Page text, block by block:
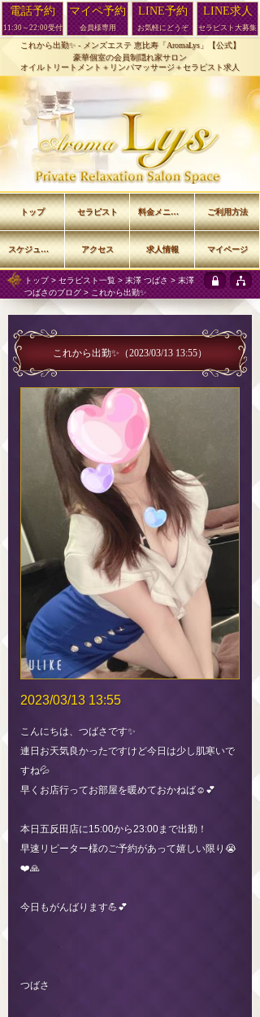
これから出勤✨ - メンズエステ 恵比寿「AromaLys」【公式】
豪華個室の会員制隠れ家サロン
オイルトリートメント＋リンパマッサージ＋セラピスト求人
トップ> セラピスト一覧 >末澤 つばさ > 末澤
つばさのブログ > これから出勤✨
これから出勤✨ （2023/03/13 13:55）
2023/03/13 13:55
こんにちは、つばさです✨
連日お天気良かったですけど今日は少し肌寒いで
すね💦
早くお店行ってお部屋を暖めておかねば☺️💕
本日五反田店に15:00から23:00まで出勤！
早速リピーター様のご予約があって嬉しい限り😭
❤️🙏
今日もがんばります💪💕
つばさ
トップ セラピスト 料金メニュー ご利用方法
スケジュール アクセス 求人情報 マイページ
電話予約
11:30～22:00受付
マイペ予約
会員様専用
LINE予約
お気軽にどうぞ
LINE求人
セラピスト大募集